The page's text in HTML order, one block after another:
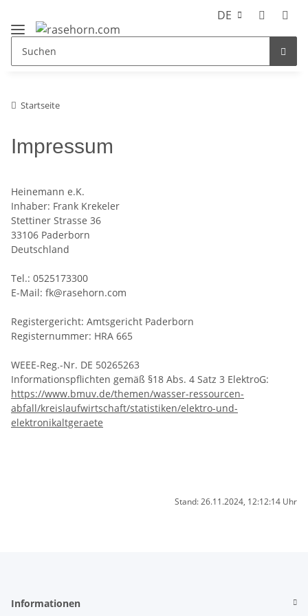
DE
Startseite
Impressum
Heinemann e.K.
Inhaber: Frank Krekeler
Stettiner Strasse 36
33106 Paderborn
Deutschland
Tel.: 0525173300
E-Mail: fk@rasehorn.com
Registergericht: Amtsgericht Paderborn
Registernummer: HRA 665
WEEE-Reg.-Nr. DE 50265263
Informationspflichten gemäß §18 Abs. 4 Satz 3 ElektroG:
https://www.bmuv.de/themen/wasser-ressourcen-
abfall/kreislaufwirtschaft/statistiken/elektro-und-
elektronikaltgeraete
Stand: 26.11.2024, 12:12:14 Uhr
Informationen